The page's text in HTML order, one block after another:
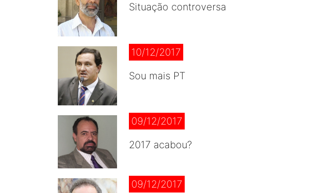
Situação controversa
10/12/2017
Sou mais PT
09/12/2017
2017 acabou?
09/12/2017